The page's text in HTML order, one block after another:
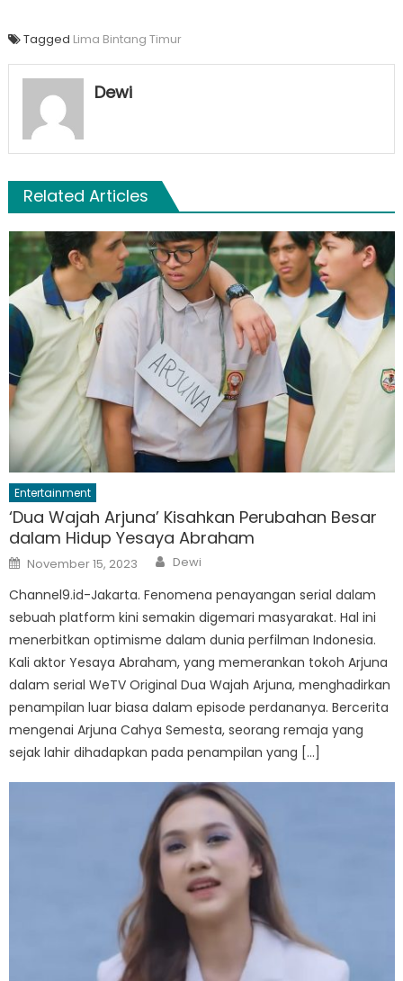
Tagged Lima Bintang Timur
Dewi
Related Articles
Entertainment
‘Dua Wajah Arjuna’ Kisahkan Perubahan Besar
dalam Hidup Yesaya Abraham
Posted
on
November 15, 2023 Author
Dewi
Channel9.id-Jakarta. Fenomena penayangan serial dalam
sebuah platform kini semakin digemari masyarakat. Hal ini
menerbitkan optimisme dalam dunia perfilman Indonesia.
Kali aktor Yesaya Abraham, yang memerankan tokoh Arjuna
dalam serial WeTV Original Dua Wajah Arjuna, menghadirkan
penampilan luar biasa dalam episode perdananya. Bercerita
mengenai Arjuna Cahya Semesta, seorang remaja yang
sejak lahir dihadapkan pada penampilan yang […]